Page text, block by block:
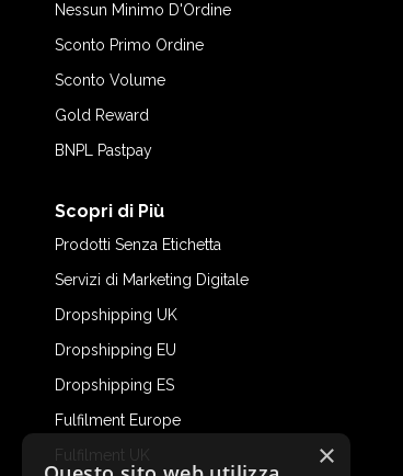
Nessun Minimo D'Ordine
Sconto Primo Ordine
Sconto Volume
Gold Reward
BNPL Pastpay
Scopri di Più
Prodotti Senza Etichetta
Servizi di Marketing Digitale
Dropshipping UK
Dropshipping EU
Dropshipping ES
Fulfilment Europe
Fulfilment UK
×